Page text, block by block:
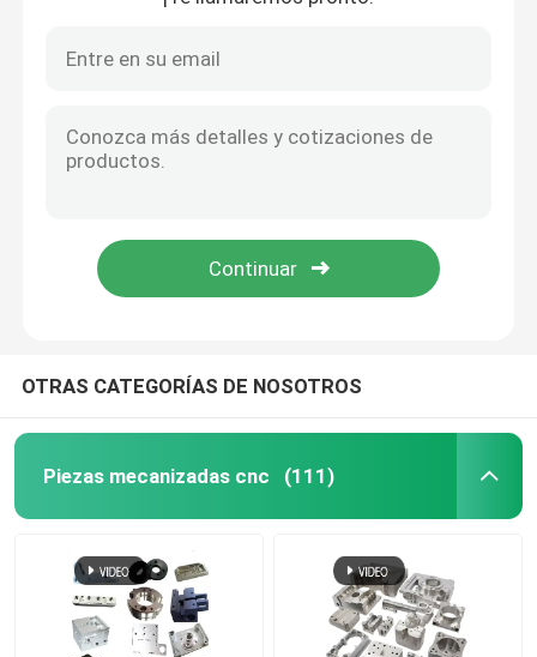
Piezas que muelen de torneado del CNC
Piezas de acero inoxidables del CNC
Piezas del titanio del CNC
Partes impresas en 3D
Piezas de madera del CNC
OTRAS CATEGORÍAS DE NOSOTROS
Piezas mecanizadas cnc (111)